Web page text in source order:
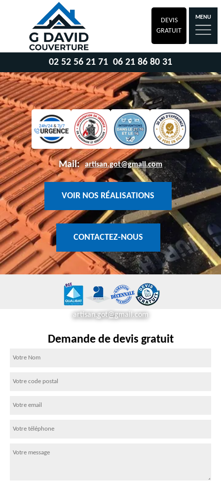
DEVIS
GRATUIT
MENU
02 52 56 21 71 06 21 86 80 31
Mail: artisan.got@gmail.com
VOIR NOS RÉALISATIONS
CONTACTEZ-NOUS
artisan.got@gmail.com
Demande de devis gratuit